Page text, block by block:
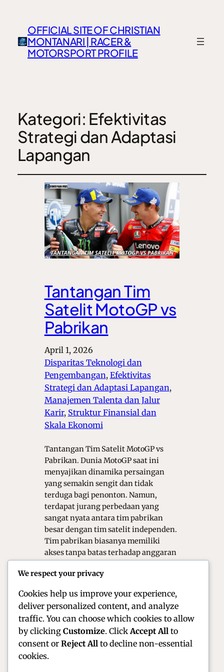
OFFICIAL SITE OF CHRISTIAN
MONTANARI | RACER &
MOTORSPORT PROFILE
Kategori: Efektivitas
Strategi dan Adaptasi
Lapangan
Tantangan Tim
Satelit MotoGP vs
Pabrikan
April 1, 2026
Disparitas Teknologi dan
Pengembangan, Efektivitas
Strategi dan Adaptasi Lapangan ,
Manajemen Talenta dan Jalur
Karir, Struktur Finansial dan
Skala Ekonomi
Tantangan Tim Satelit MotoGP vs
Pabrikan. Dunia MotoGP saat ini
menyajikan dinamika persaingan
yang semakin sengit dan tidak
terduga bagi penonton. Namun,
terdapat jurang perbedaan yang
sangat nyata antara tim pabrikan
besar dengan tim satelit independen.
Tim pabrikan biasanya memiliki
akses tanpa batas terhadap anggaran
daya manusia terbaik. Sebaliknya, tim
We respect your privacy
Cookies help us improve your experience,
deliver personalized content, and analyze
traffic. You can choose which cookies to allow
by clicking Customize. Click Accept All to
consent or Reject All to decline non-essential
cookies.